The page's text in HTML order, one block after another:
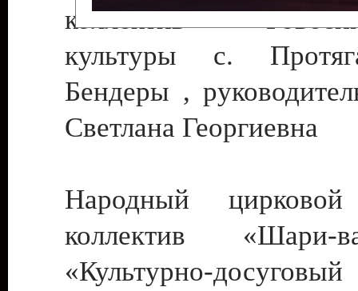
коллектив
культуры с.
Бендеры ,
Светлана Георгиевна
Народный цирковой
коллектив
«Культурно-